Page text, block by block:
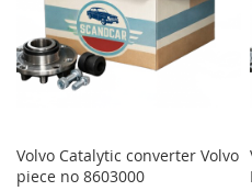
Volvo Catalytic converter Volvo
piece no 8603000